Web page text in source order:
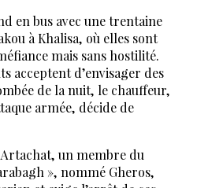
en bus avec une trentaine
à Khalisa, où elles sont
mais sans hostilité.
acceptent d’envisager des
de la nuit, le chauffeur,
armée, décide de
un membre du
», nommé Gheros,